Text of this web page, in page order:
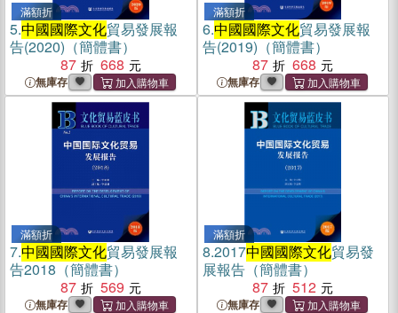
滿額折
5.中國國際文化貿易發展報
告(2020)（簡體書）
87
668
無庫存
滿額折
6.中國國際文化貿易發展報
告(2019)（簡體書）
87
668
無庫存
滿額折
7.中國國際文化貿易發展報
告2018（簡體書）
87
569
無庫存
滿額折
8.2017中國國際文化貿易發
展報告（簡體書）
87
512
無庫存